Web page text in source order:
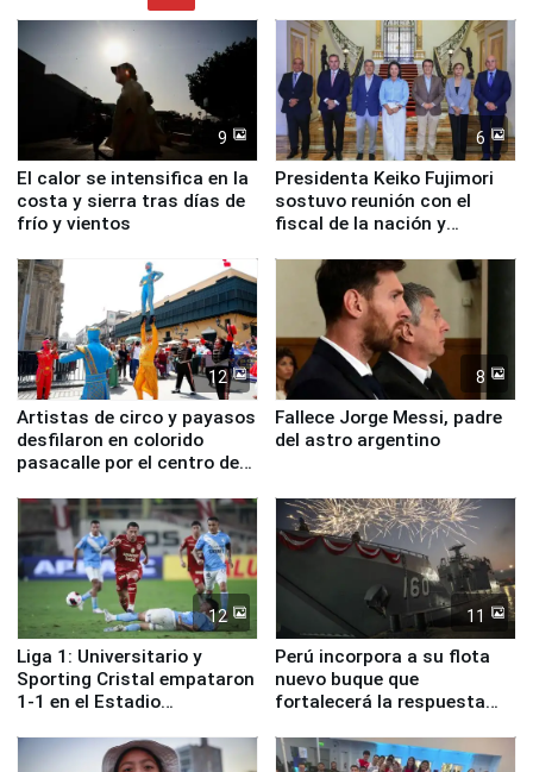
9
El calor se intensifica en la
costa y sierra tras días de
frío y vientos
6
Presidenta Keiko Fujimori
sostuvo reunión con el
fiscal de la nación y
12
Artistas de circo y payasos
desfilaron en colorido
pasacalle por el centro de
8
Fallece Jorge Messi, padre
del astro argentino
12
Liga 1: Universitario y
Sporting Cristal empataron
1-1 en el Estadio
11
Perú incorpora a su flota
nuevo buque que
fortalecerá la respuesta